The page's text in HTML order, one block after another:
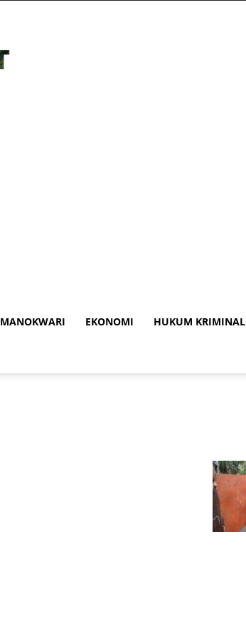
MANOKWARI EKONOMI HUKUM KRIMINAL